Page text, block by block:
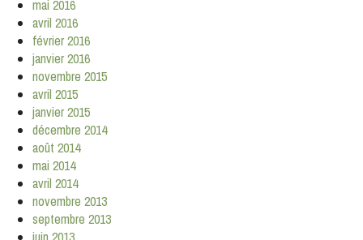
mai 2016
avril 2016
février 2016
janvier 2016
novembre 2015
avril 2015
janvier 2015
décembre 2014
août 2014
mai 2014
avril 2014
novembre 2013
septembre 2013